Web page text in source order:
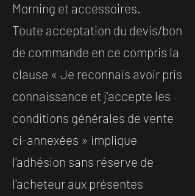
Morning et accessoires.
Toute acceptation du devis/bon
de commande en ce compris la
clause « Je reconnais avoir pris
connaissance et j'accepte les
conditions générales de vente
ci-annexées » implique
l'adhésion sans réserve de
l'acheteur aux présentes